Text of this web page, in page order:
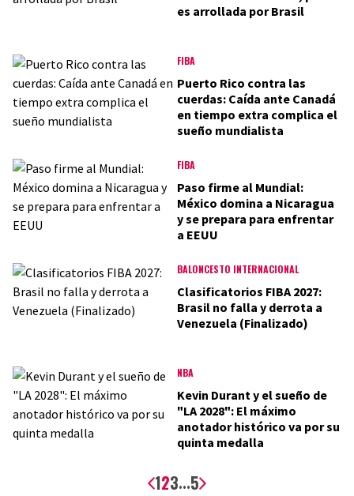
es arrollada por Brasil
FIBA
Puerto Rico contra las
cuerdas: Caída ante Canadá
en tiempo extra complica el
sueño mundialista
FIBA
Paso firme al Mundial:
México domina a Nicaragua
y se prepara para enfrentar
a EEUU
BALONCESTO INTERNACIONAL
Clasificatorios FIBA 2027:
Brasil no falla y derrota a
Venezuela (Finalizado)
NBA
Kevin Durant y el sueño de
"LA 2028": El máximo
anotador histórico va por su
quinta medalla
123...5